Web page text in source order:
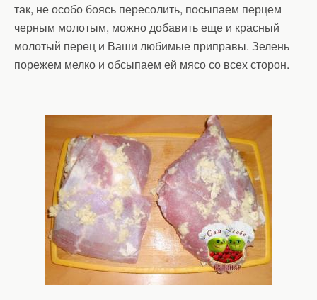
так, не особо боясь пересолить, посыпаем перцем
черным молотым, можно добавить еще и красный
молотый перец и Ваши любимые приправы. Зелень
порежем мелко и обсыпаем ей мясо со всех сторон.